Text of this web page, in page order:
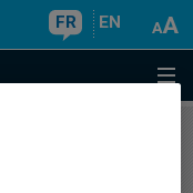
FR EN